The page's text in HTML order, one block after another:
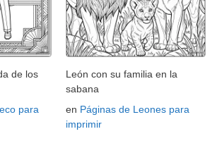
de los
para
León con su familia en la
sabana
en Páginas de Leones para
imprimir